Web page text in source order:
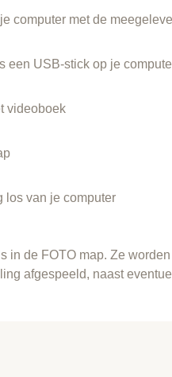
computer met de
een USB-stick op je
videoboek
los van je computer
in de FOTO map. Ze
afgespeeld, naast